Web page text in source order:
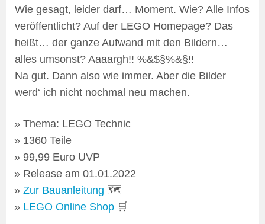
Wie gesagt, leider darf… Moment. Wie? Alle Infos
veröffentlicht? Auf der LEGO Homepage? Das
heißt… der ganze Aufwand mit den Bildern…
alles umsonst? Aaaargh!! %&$§%&§!!
Na gut. Dann also wie immer. Aber die Bilder
werd‘ ich nicht nochmal neu machen.
Thema: LEGO Technic
1360 Teile
99,99 Euro UVP
Release am 01.01.2022
Zur Bauanleitung 🗺
LEGO Online Shop 🛒